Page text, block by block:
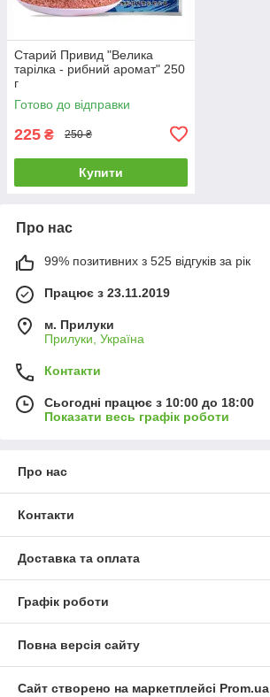
Старий Привид "Велика
тарілка - рибний аромат" 250
г
Готово до відправки
225 ₴ 250 ₴
Купити
Про нас
99% позитивних з 525 відгуків за рік
Працює з 23.11.2019
м. Прилуки
Прилуки, Україна
Контакти
Сьогодні працює з 10:00 до 18:00
Показати весь графік роботи
Про нас
Контакти
Доставка та оплата
Графік роботи
Повна версія сайту
Сайт створено на маркетплейсі Prom.ua